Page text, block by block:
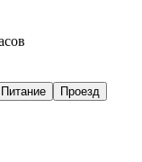
Питание
Проезд